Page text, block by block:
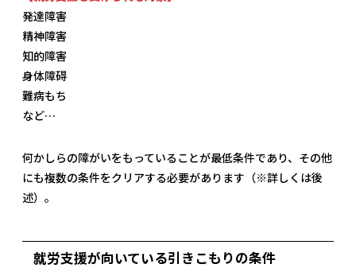
発達障害
精神障害
知的障害
身体障碍
難病もち
など…
何かしらの障がいをもっていることが最低条件であり、その他
にも複数の条件をクリアする必要があります（※詳しくは後
述）。
就労支援が向いている引きこもりの条件